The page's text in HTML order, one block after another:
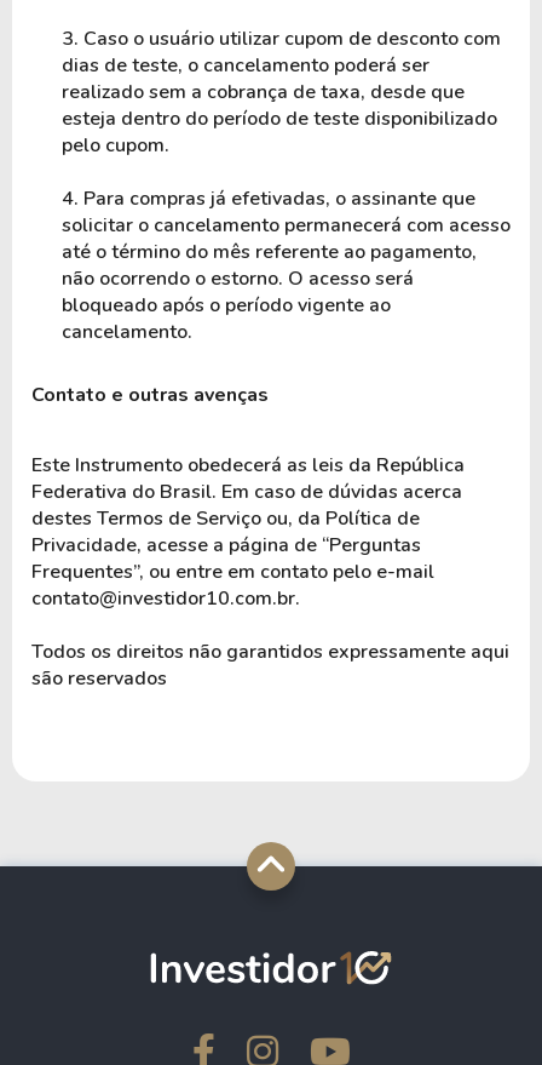
3. Caso o usuário utilizar cupom de desconto com
dias de teste, o cancelamento poderá ser
realizado sem a cobrança de taxa, desde que
esteja dentro do período de teste disponibilizado
pelo cupom.
4. Para compras já efetivadas, o assinante que
solicitar o cancelamento permanecerá com acesso
até o término do mês referente ao pagamento,
não ocorrendo o estorno. O acesso será
bloqueado após o período vigente ao
cancelamento.
Contato e outras avenças
Este Instrumento obedecerá as leis da República
Federativa do Brasil. Em caso de dúvidas acerca
destes Termos de Serviço ou, da Política de
Privacidade, acesse a página de “Perguntas
Frequentes”, ou entre em contato pelo e-mail
contato@investidor10.com.br.
Todos os direitos não garantidos expressamente aqui
são reservados